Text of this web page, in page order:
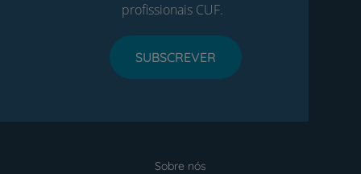
profissionais CUF.
SUBSCREVER
Sobre nós